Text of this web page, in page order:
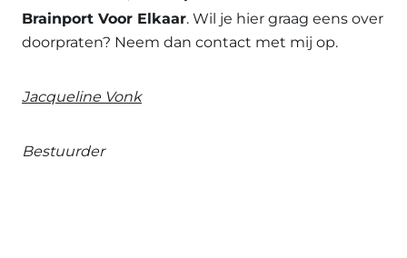
Brainport Voor Elkaar. Wil je hier graag eens over
doorpraten? Neem dan contact met mij op.
Jacqueline Vonk
Bestuurder